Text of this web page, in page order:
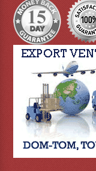
Flight
Flight